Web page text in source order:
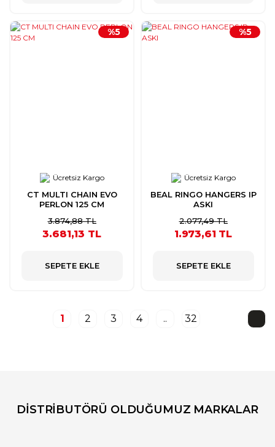
Ücretsiz Kargo
CT MULTI CHAIN EVO
PERLON 125 CM
%5
3.874,88 TL
3.681,13 TL
SEPETE EKLE
Ücretsiz Kargo
BEAL RINGO HANGERS IP
ASKI
%5
2.077,49 TL
1.973,61 TL
SEPETE EKLE
1 2 3 4 .. 32
DİSTRİBUTÖRÜ OLDUĞUMUZ MARKALAR